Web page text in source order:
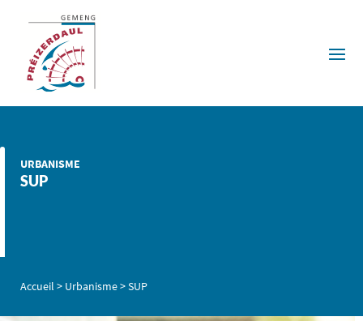
URBANISME
SUP
Accueil > Urbanisme>SUP